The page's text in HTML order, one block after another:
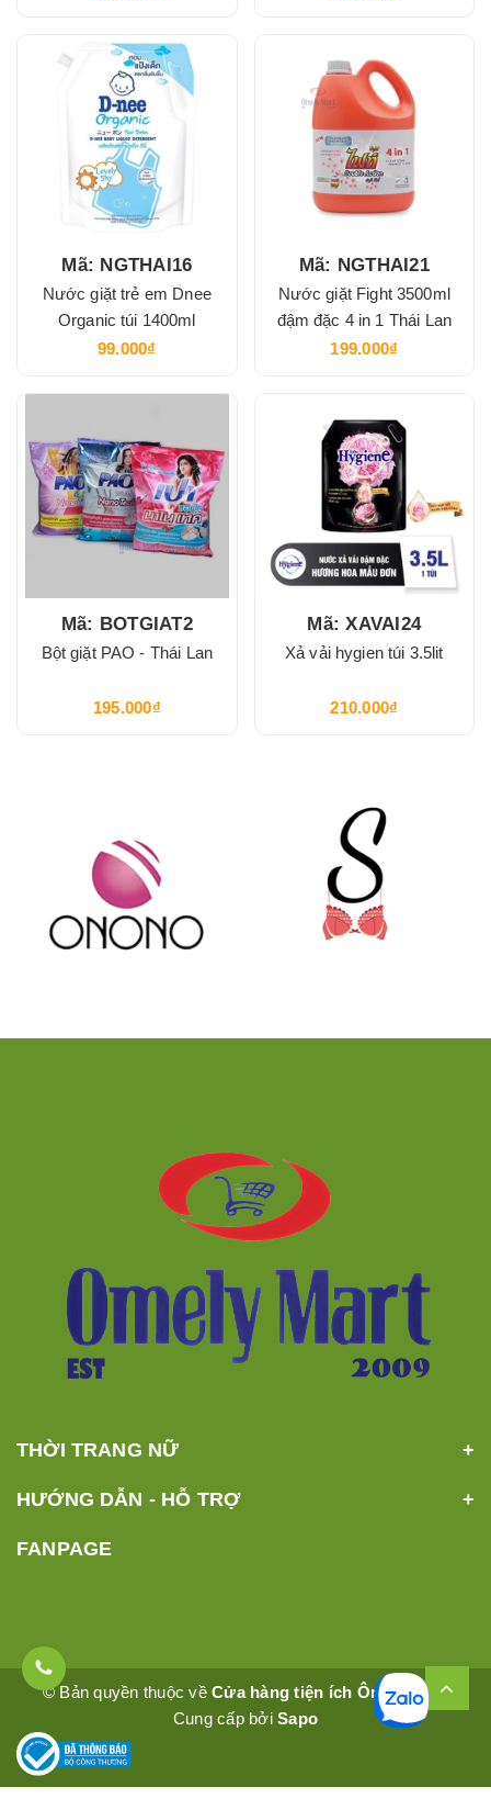
Mã: NGTHAI16
Nước giặt trẻ em Dnee
Organic túi 1400ml
99.000₫
Mã: NGTHAI21
Nước giặt Fight 3500ml
đậm đặc 4 in 1 Thái Lan
199.000₫
Mã: BOTGIAT2
Bột giặt PAO - Thái Lan
195.000₫
Mã: XAVAI24
Xả vải hygien túi 3.5lit
210.000₫
THỜI TRANG NỮ
HƯỚNG DẪN - HỖ TRỢ
FANPAGE
© Bản quyền thuộc vềCửa hàng tiện ích Ômêly Mart
Cung cấp bởiSapo